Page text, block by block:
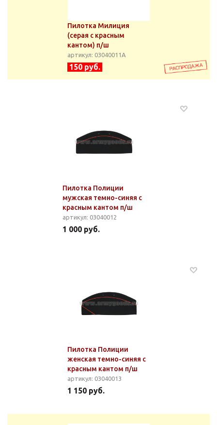
Пилотка Милиция
(серая с красным
кантом) п/ш
артикул: 03040011А
150 руб.
Пилотка Полиции
мужская темно-синяя с
красным кантом п/ш
артикул: 03040012
1 000 руб.
Пилотка Полиции
женская темно-синяя с
красным кантом п/ш
артикул: 03040013
1 150 руб.